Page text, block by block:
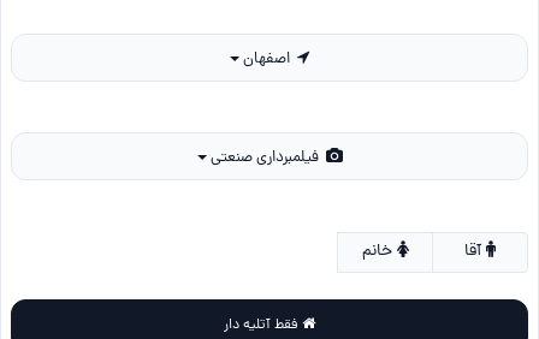
فیلمبرداری صنعتی
خانم